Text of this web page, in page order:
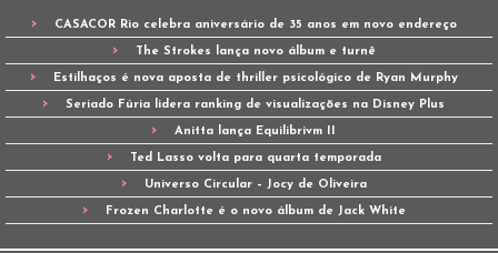
CASACOR Rio celebra aniversário de 35 anos em novo endereço
The Strokes lança novo álbum e turnê
Estilhaços é nova aposta de thriller psicológico de Ryan Murphy
Seriado Fúria lidera ranking de visualizações na Disney Plus
Anitta lança Equilibrivm II
Ted Lasso volta para quarta temporada
Universo Circular – Jocy de Oliveira
Frozen Charlotte é o novo álbum de Jack White